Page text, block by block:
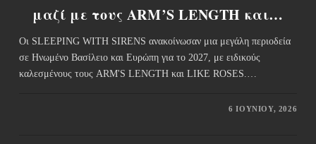
μαζί με τους ARM’S LENGTH και…
Οι SLEEPING WITH SIRENS ανακοίνωσαν μια μεγάλη περιοδεία
σε Ηνωμένο Βασίλειο και Ευρώπη για το 2027, με ειδικούς
καλεσμένους τους ARM'S LENGTH και LIKE ROSES.…
6 ΙΟΥΝΊΟΥ, 2026